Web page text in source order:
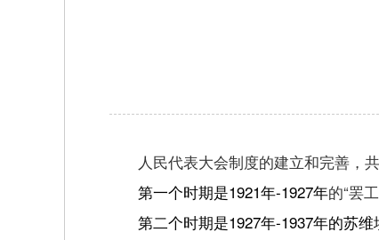
人民代表大会制度的建立和完善，
第一个时期是1921年-1927年的“罢
第二个时期是1927年-1937年的苏维